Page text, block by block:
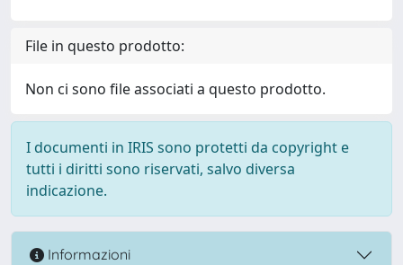
File in questo prodotto:
Non ci sono file associati a questo prodotto.
I documenti in IRIS sono protetti da copyright e
tutti i diritti sono riservati, salvo diversa
indicazione.
Informazioni